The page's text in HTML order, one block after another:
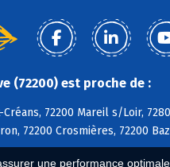
une performance
(72200) est proche de :
Créans, 72200 Mareil s/Loir,
72200 Crosmières, 72200